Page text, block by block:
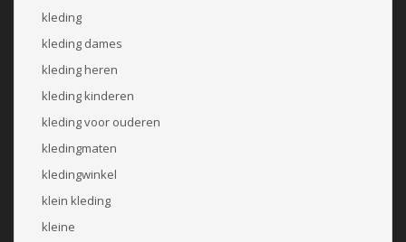
kleding
kleding dames
kleding heren
kleding kinderen
kleding voor ouderen
kledingmaten
kledingwinkel
klein kleding
kleine